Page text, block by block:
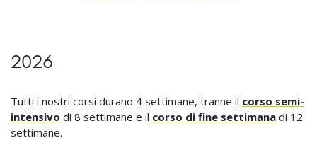
2026
Tutti i nostri corsi durano 4 settimane, tranne il corso semi-
intensivo di 8 settimane e il corso di fine settimana di 12
settimane.